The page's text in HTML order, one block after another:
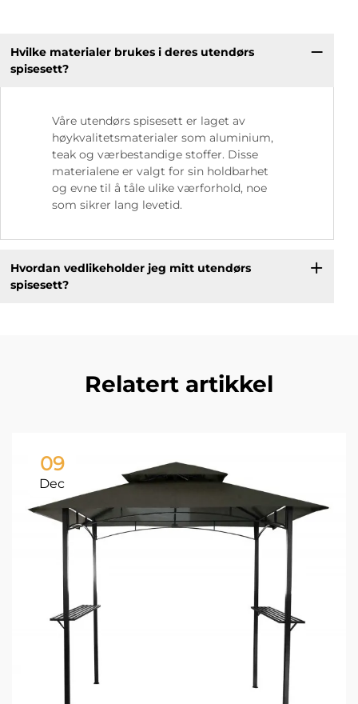
Hvilke materialer brukes i deres utendørs
spisesett?
Våre utendørs spisesett er laget av
høykvalitetsmaterialer som aluminium,
teak og værbestandige stoffer. Disse
materialene er valgt for sin holdbarhet
og evne til å tåle ulike værforhold, noe
som sikrer lang levetid.
Hvordan vedlikeholder jeg mitt utendørs
spisesett?
Relatert artikkel
09
Dec